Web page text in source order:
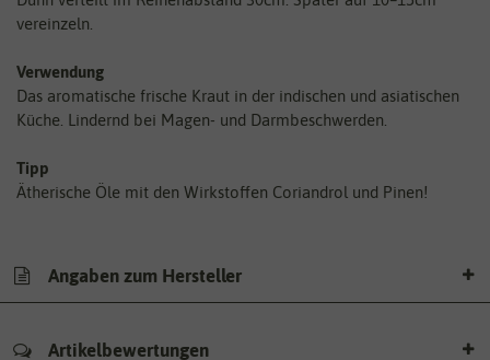
vereinzeln.
Verwendung
Das aromatische frische Kraut in der indischen und asiatischen
Küche. Lindernd bei Magen- und Darmbeschwerden.
Tipp
Ätherische Öle mit den Wirkstoffen Coriandrol und Pinen!
Angaben zum Hersteller
Artikelbewertungen